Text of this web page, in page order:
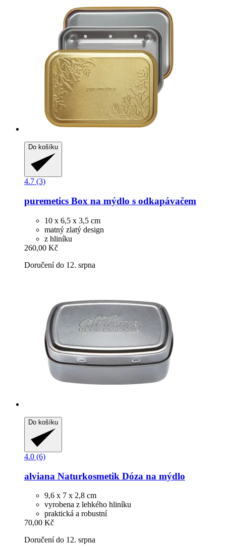
Do košíku
4.7 (3)
puremetics Box na mýdlo s odkapávačem
10 x 6,5 x 3,5 cm
matný zlatý design
z hliníku
260,00 Kč
Doručení do 12. srpna
Do košíku
4.0 (6)
alviana Naturkosmetik Dóza na mýdlo
9,6 x 7 x 2,8 cm
vyrobena z lehkého hliníku
praktická a robustní
70,00 Kč
Doručení do 12. srpna